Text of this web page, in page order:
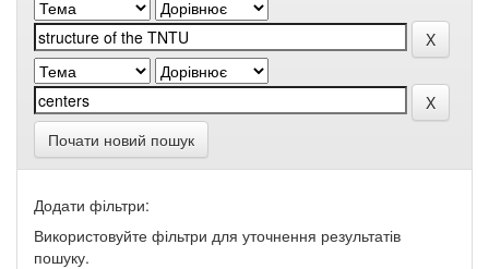
Почати новий пошук
Додати фільтри:
Використовуйте фільтри для уточнення результатів
пошуку.